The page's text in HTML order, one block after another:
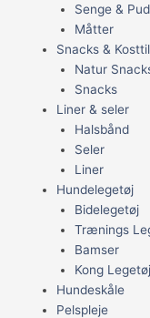
Senge &
Måtter
Snacks &
Natur
Snacks
Liner & seler
Halsbånd
Seler
Liner
Hundelegetøj
Bidelegetøj
Trænings
Bamser
Kong Legetøj
Hundeskåle
Pelspleje